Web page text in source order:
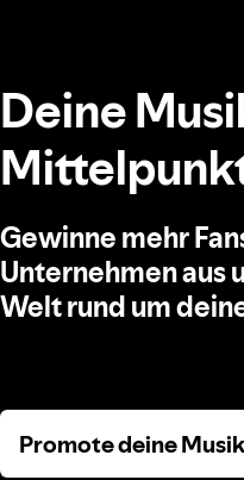
Deine
Gewinne mehr
Unternehmen aus
Welt rund um
Promote deine Musik
Promote deine Musik